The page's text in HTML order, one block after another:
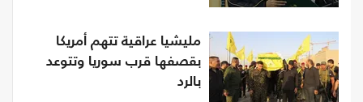
مليشيا عراقية تتهم أمريكا
بقصفها قرب سوريا وتتوعد
بالرد